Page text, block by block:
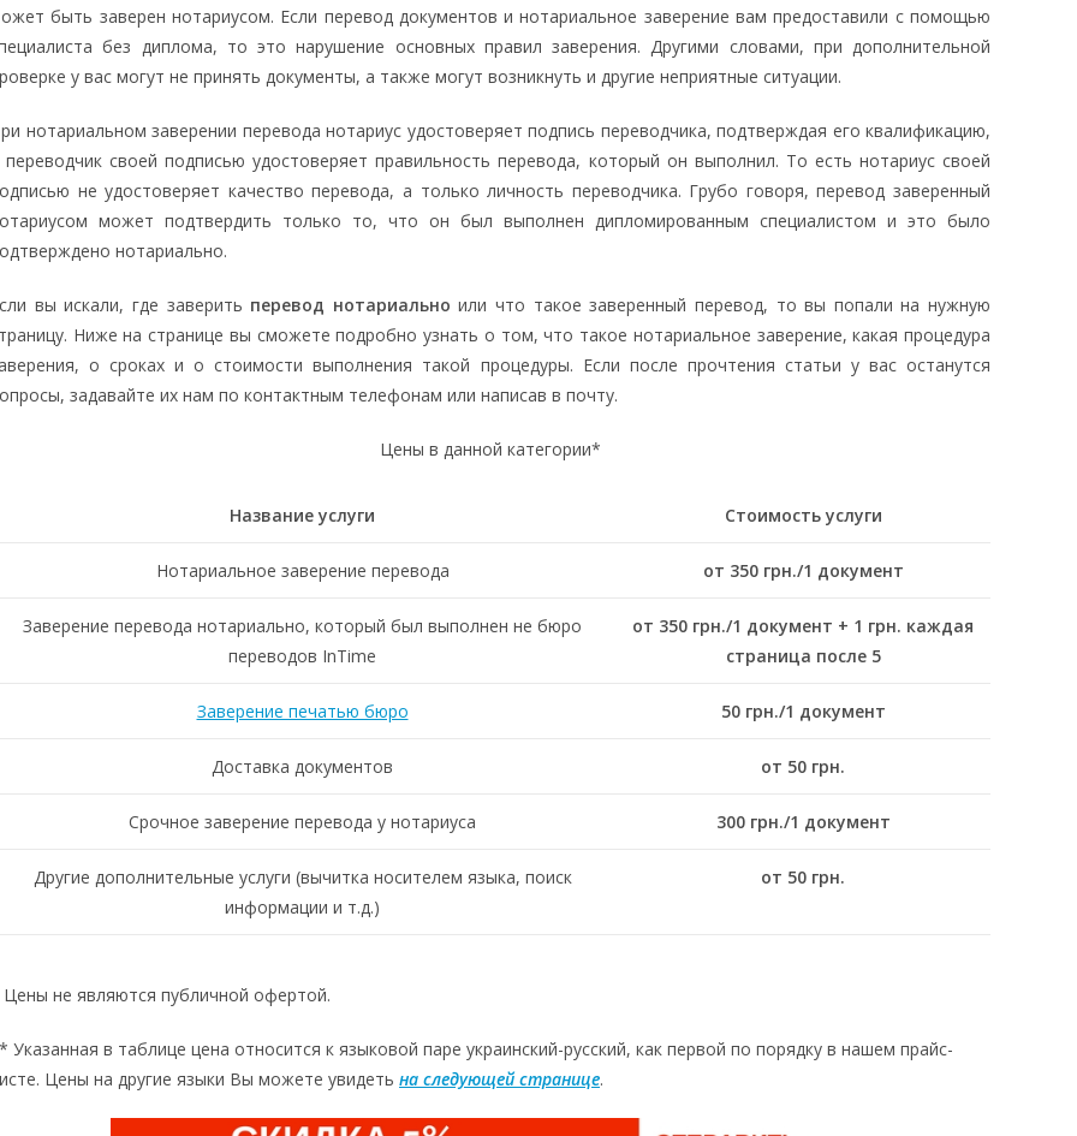
быть заверен нотариусом. Если перевод документов и нотариальное заверение вам предоставили с помощью
без диплома, то это нарушение основных правил заверения. Другими словами, при дополнительной
у вас могут не принять документы, а также могут возникнуть и другие неприятные ситуации.
нотариальном заверении перевода нотариус удостоверяет подпись переводчика, подтверждая его квалификацию,
переводчик своей подписью удостоверяет правильность перевода, который он выполнил. То есть нотариус своей
не удостоверяет качество перевода, а только личность переводчика. Грубо говоря, перевод заверенный
может подтвердить только то, что он был выполнен дипломированным специалистом и это было
нотариально.
вы искали, где заверить перевод нотариально или что такое заверенный перевод, то вы попали на нужную
Ниже на странице вы сможете подробно узнать о том, что такое нотариальное заверение, какая процедура
о сроках и о стоимости выполнения такой процедуры. Если после прочтения статьи у вас останутся
задавайте их нам по контактным телефонам или написав в почту.
Цены в данной категории*
Название услуги Стоимость услуги
Нотариальное заверение перевода от 350 грн./1 документ
Заверение перевода нотариально, который был выполнен не бюро
переводов InTime
от 350 грн./1 документ + 1 грн. каждая
страница после 5
Заверение печатью бюро 50 грн./1 документ
Доставка документов от 50 грн.
Срочное заверение перевода у нотариуса 300 грн./1 документ
Другие дополнительные услуги (вычитка носителем языка, поиск
информации и т.д.)
от 50 грн.
не являются публичной офертой.
Указанная в таблице цена относится к языковой паре украинский-русский, как первой по порядку в нашем прайс-
Цены на другие языки Вы можете увидеть на следующей странице.